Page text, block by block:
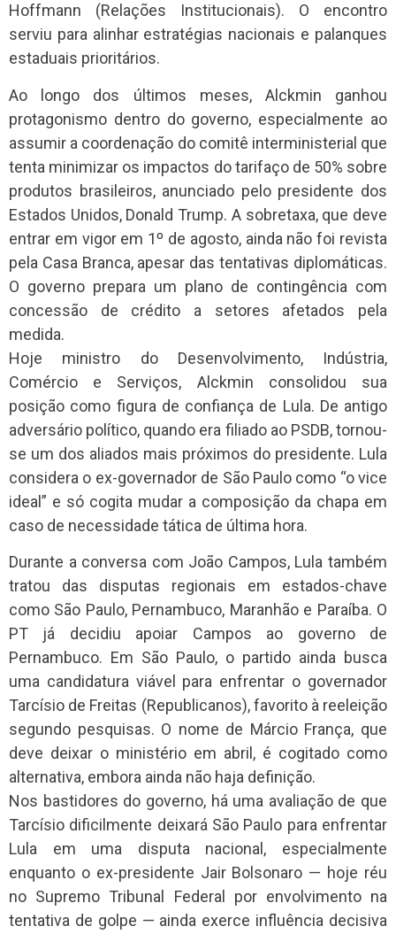
Hoffmann (Relações Institucionais). O encontro
serviu para alinhar estratégias nacionais e palanques
estaduais prioritários.
Ao longo dos últimos meses, Alckmin ganhou
protagonismo dentro do governo, especialmente ao
assumir a coordenação do comitê interministerial que
tenta minimizar os impactos do tarifaço de 50% sobre
produtos brasileiros, anunciado pelo presidente dos
Estados Unidos, Donald Trump. A sobretaxa, que deve
entrar em vigor em 1º de agosto, ainda não foi revista
pela Casa Branca, apesar das tentativas diplomáticas.
O governo prepara um plano de contingência com
concessão de crédito a setores afetados pela
medida.
Hoje ministro do Desenvolvimento, Indústria,
Comércio e Serviços, Alckmin consolidou sua
posição como figura de confiança de Lula. De antigo
adversário político, quando era filiado ao PSDB, tornou-
se um dos aliados mais próximos do presidente. Lula
considera o ex-governador de São Paulo como “o vice
ideal” e só cogita mudar a composição da chapa em
caso de necessidade tática de última hora.
Durante a conversa com João Campos, Lula também
tratou das disputas regionais em estados-chave
como São Paulo, Pernambuco, Maranhão e Paraíba. O
PT já decidiu apoiar Campos ao governo de
Pernambuco. Em São Paulo, o partido ainda busca
uma candidatura viável para enfrentar o governador
Tarcísio de Freitas (Republicanos), favorito à reeleição
segundo pesquisas. O nome de Márcio França, que
deve deixar o ministério em abril, é cogitado como
alternativa, embora ainda não haja definição.
Nos bastidores do governo, há uma avaliação de que
Tarcísio dificilmente deixará São Paulo para enfrentar
Lula em uma disputa nacional, especialmente
enquanto o ex-presidente Jair Bolsonaro — hoje réu
no Supremo Tribunal Federal por envolvimento na
tentativa de golpe — ainda exerce influência decisiva